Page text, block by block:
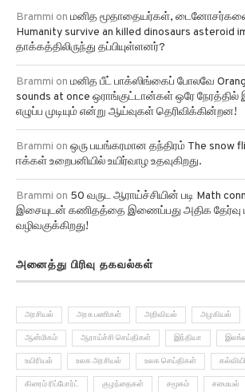
Brammi on மனித மூதாதையர்கள்,
Humanity survive an killed dinosaurs asteroid
தாக்கத்திலிருந்து தப்பியுள்ளனர்?
Brammi on மனித பீட் பாக்ஸிங்கைப் போலவே
sounds at once ஒராங்குட்டான்கள் ஒரே
எழுப்ப முடியும் என்று ஆய்வுகள் தெரிவிக்கின்றன!
Brammi on ஒரு பயங்கரமான தந்திரம் The snow
ஈக்கள் உறைபனியில் உயிர்வாழ உதவுகிறது.
Brammi on 50 வருட ஆராய்ச்சியின் படி Math
இசையுடன் கணிதத்தை இணைப்பது அதிக தேர்வு
வழிவகுக்கிறது!
அனைத்து பிரிவு தகவல்கள்
அரசியல் அரசு பணிகள் அறிவியல் அழகியல்
ஆன்மிகம் ஆராய்ச்சி செய்திகள் இந்தியா
உயிரியல் உலக அரசியல் உலக செய்திகள்
கிரைம் ரிப்போர்ட் குழந்தைகள் சமூகம் சமையல்